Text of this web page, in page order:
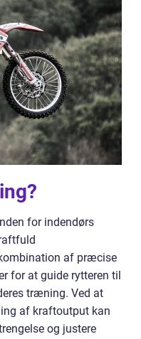
for indendørs
af præcise
for at guide rytteren til
træning. Ved at
af kraftoutput kan
og justere